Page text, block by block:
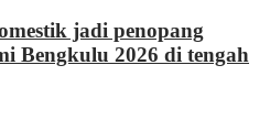
jadi penopang
Bengkulu 2026 di tengah